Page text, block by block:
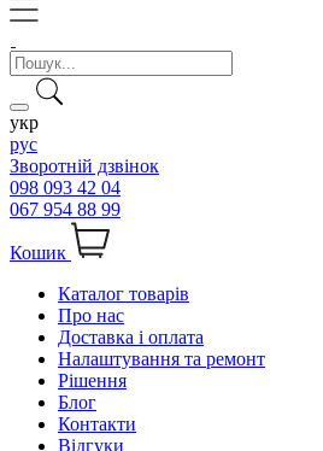
укр
рус
Зворотній дзвінок
098 093 42 04
067 954 88 99
Кошик
Каталог товарів
Про нас
Доставка і оплата
Налаштування та ремонт
Рішення
Блог
Контакти
Відгуки